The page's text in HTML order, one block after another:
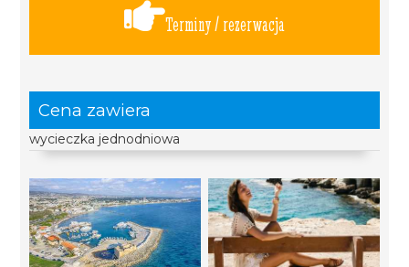
Terminy / rezerwacja
Cena zawiera
wycieczka jednodniowa